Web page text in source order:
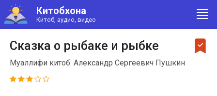
Китобхона
Китоб, аудио, видео
Сказка о рыбаке и рыбке
Муаллифи китоб: Александр Сергеевич Пушкин